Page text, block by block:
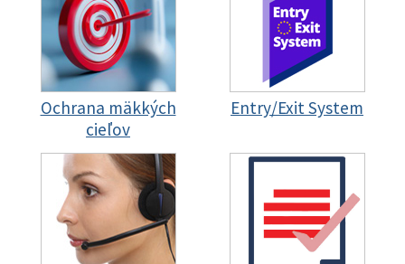
Ochrana mäkkých
cieľov
Entry/Exit System